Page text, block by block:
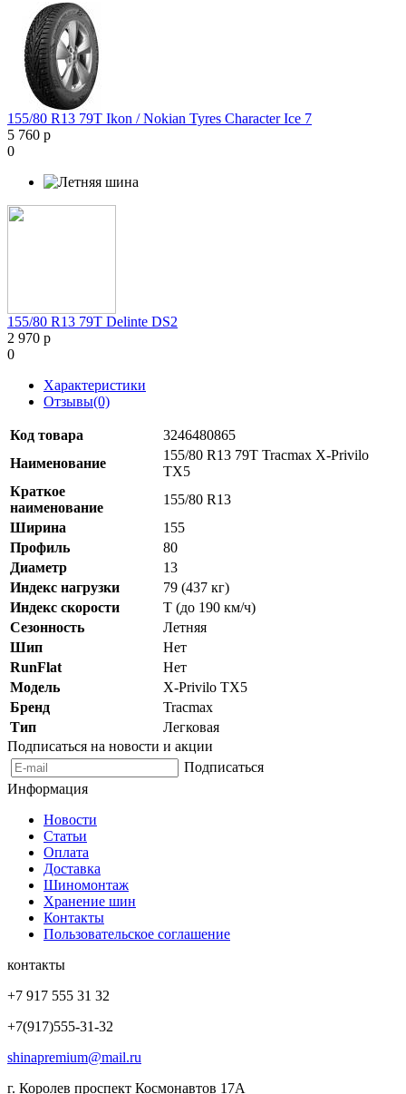
155/80 R13 79T Ikon / Nokian Tyres Character Ice 7
5 760 р
0
155/80 R13 79T Delinte DS2
2 970 р
0
Характеристики
Отзывы(0)
Код товара
3246480865
Наименование
155/80 R13 79T Tracmax X-Privilo
TX5
Краткое
наименование
155/80 R13
Ширина
155
Профиль
80
Диаметр
13
Индекс нагрузки
79 (437 кг)
Индекс скорости
T (до 190 км/ч)
Сезонность
Летняя
Шип
Нет
RunFlat
Нет
Модель
X-Privilo TX5
Бренд
Tracmax
Тип
Легковая
Подписаться на новости и акции
Подписаться
Информация
Новости
Статьи
Оплата
Доставка
Шиномонтаж
Хранение шин
Контакты
Пользовательское соглашение
контакты
+7 917 555 31 32
+7(917)555-31-32
shinapremium@mail.ru
г. Королев проспект Космонавтов 17А